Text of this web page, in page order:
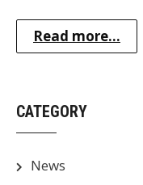
Read more...
CATEGORY
News